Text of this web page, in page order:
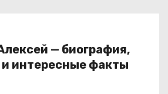
— биография,
интересные факты